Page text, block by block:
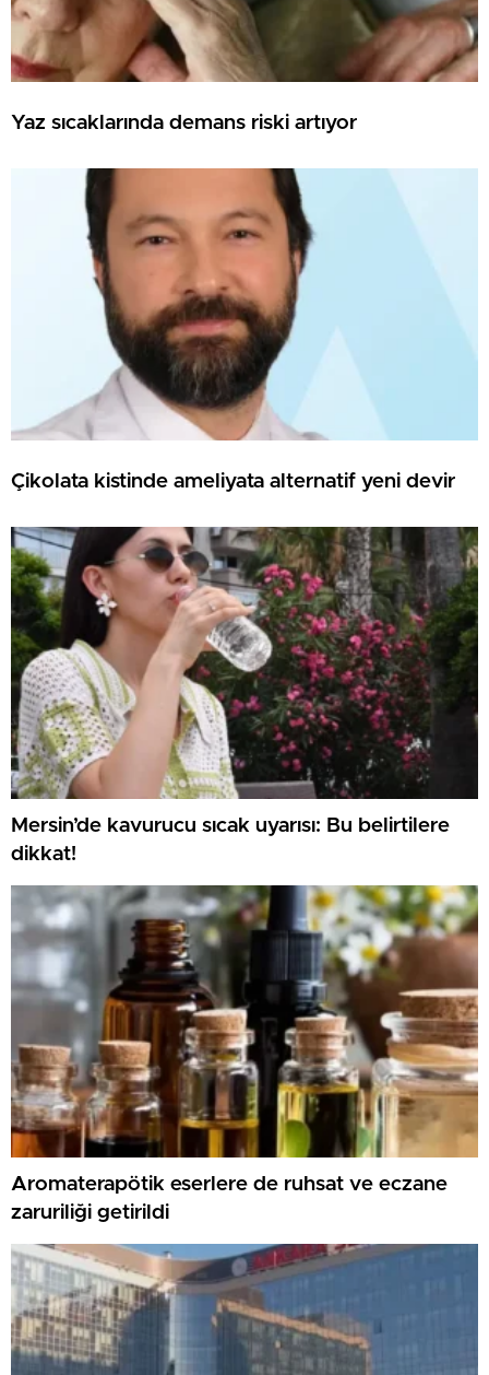
Yaz sıcaklarında demans riski artıyor
Çikolata kistinde ameliyata alternatif yeni devir
Mersin’de kavurucu sıcak uyarısı: Bu belirtilere
dikkat!
Aromaterapötik eserlere de ruhsat ve eczane
zaruriliği getirildi